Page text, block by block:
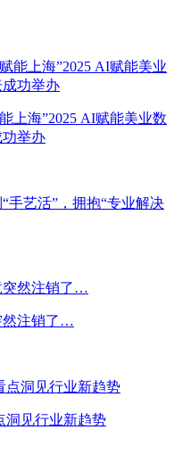
上海”2025 AI赋能美业数
举办
手艺活”，拥抱“专业解决
然注销了…
洞见行业新趋势